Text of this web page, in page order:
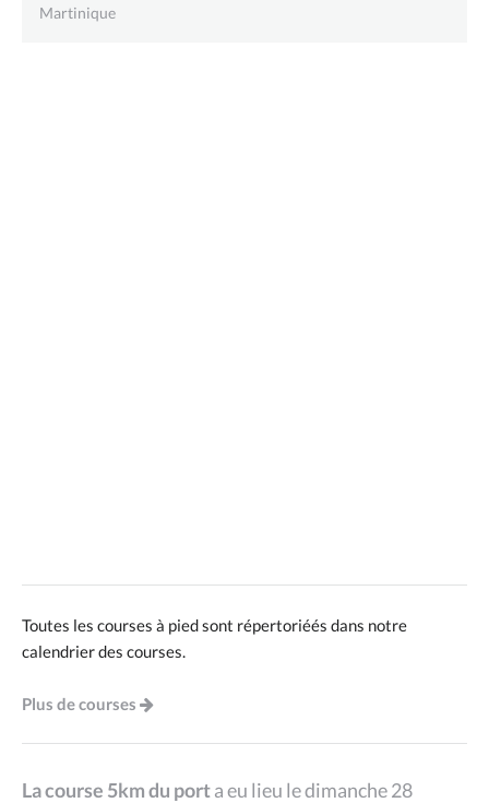
Martinique
Toutes les courses à pied sont répertoriéés dans notre
calendrier des courses.
Plus de courses
La course 5km du porta eu lieu le dimanche 28